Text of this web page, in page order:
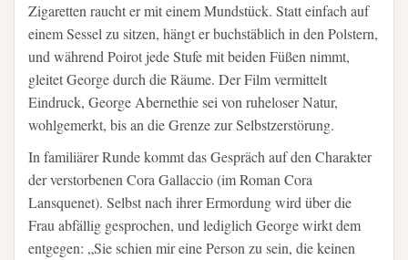
Zigaretten raucht er mit einem Mundstück. Statt einfach auf
einem Sessel zu sitzen, hängt er buchstäblich in den Polstern,
und während Poirot jede Stufe mit beiden Füßen nimmt,
gleitet George durch die Räume. Der Film vermittelt
Eindruck, George Abernethie sei von ruheloser Natur,
wohlgemerkt, bis an die Grenze zur Selbstzerstörung.
In familiärer Runde kommt das Gespräch auf den Charakter
der verstorbenen Cora Gallaccio (im Roman Cora
Lansquenet). Selbst nach ihrer Ermordung wird über die
Frau abfällig gesprochen, und lediglich George wirkt dem
entgegen: „Sie schien mir eine Person zu sein, die keinen